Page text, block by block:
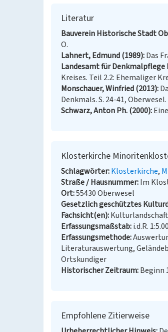
Literatur
Bauverein Historische Stadt
O.
Lahnert, Edmund (1989) Das
Landesamt für
Kreises. Teil 2.2: Ehemaliger
Monschauer, Winfried (2013)
Denkmals. S. 24-41, Oberwesel.
Schwarz, Anton Ph. (2000)
Klosterkirche
Schlagwörter Klosterkirche
Straße / Hausnummer Im
Ort 55430 Oberwesel
Gesetzlich geschütztes
Fachsicht(en)
Erfassungsmaßstab i.d.R.
Erfassungsmethode
Literaturauswertung,
Ortskundiger
Historischer Zeitraum Beginn
Empfohlene Zitierweise